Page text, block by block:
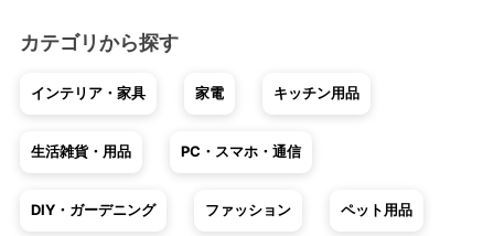
カテゴリから探す
インテリア・家具 家電 キッチン用品
生活雑貨・用品 PC・スマホ・通信
DIY・ガーデニング ファッション ペット用品